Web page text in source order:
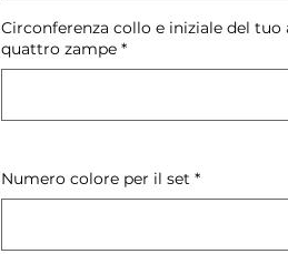
Circonferenza collo e iniziale del tuo
quattro zampe *
Numero colore per il set *